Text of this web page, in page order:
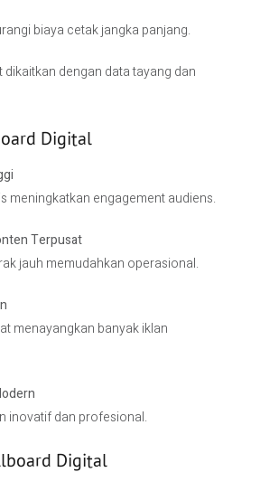
biaya cetak jangka panjang.
dikaitkan dengan data tayang dan
Digital
meningkatkan engagement audiens.
Terpusat
jauh memudahkan operasional.
menayangkan banyak iklan
inovatif dan profesional.
Digital